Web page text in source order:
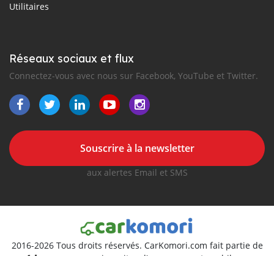
Utilitaires
Réseaux sociaux et flux
Connectez-vous avec nous sur Facebook, YouTube et Twitter.
Souscrire à la newsletter
aux alertes Email et SMS
2016-2026 Tous droits réservés. CarKomori.com fait partie de